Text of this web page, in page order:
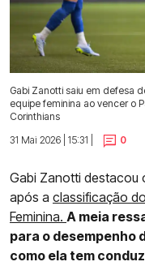
Gabi Zanotti saiu em defesa
equipe feminina ao vencer o
Corinthians
31 Mai 2026 | 15:31 |
0
Gabi Zanotti destacou
após a classificação
Feminina. A meia
para o desempenho
como ela tem